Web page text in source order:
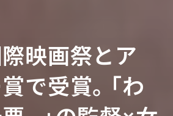
映画祭とア
で受賞。「わ